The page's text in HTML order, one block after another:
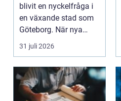
blivit en nyckelfråga i
en växande stad som
Göteborg. När nya
bostäder, broar,...
31 juli 2026